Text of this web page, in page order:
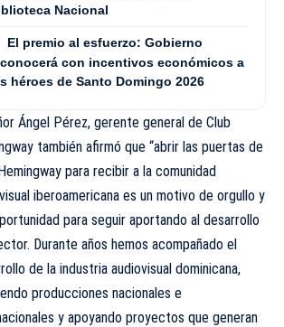
Nacional
El premio al esfuerzo: Gobierno
con incentivos económicos a
héroes de Santo Domingo 2026
Ángel Pérez, gerente general de Club
también afirmó que “abrir las puertas de
para recibir a la comunidad
iberoamericana es un motivo de orgullo y
para seguir aportando al desarrollo
Durante años hemos acompañado el
de la industria audiovisual dominicana,
producciones nacionales e
y apoyando proyectos que generan